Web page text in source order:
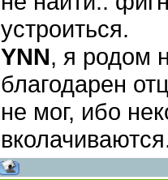
устроиться.
YNN, я родом
благодарен
не мог, ибо